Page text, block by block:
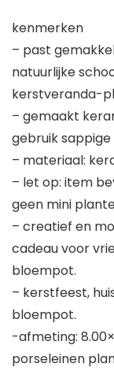
kenmerken
– past
natuurlijke
kerstveranda-
– gemaakt
gebruik
– materiaal:
– let op: item
geen mini
– creatief en
cadeau voor
bloempot.
– kerstfeest,
bloempot.
-afmeting:
porseleinen